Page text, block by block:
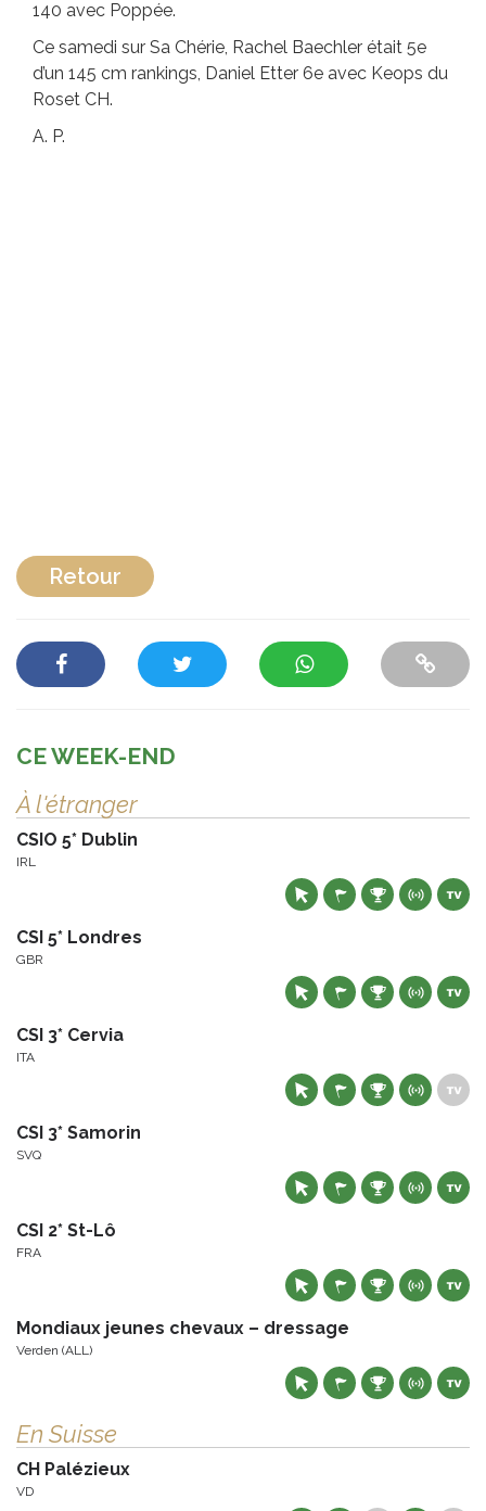
140 avec Poppée.
Ce samedi sur Sa Chérie, Rachel Baechler était 5e
d’un 145 cm rankings, Daniel Etter 6e avec Keops du
Roset CH.
A. P.
Retour
CE WEEK-END
À l'étranger
CSIO 5* Dublin
IRL
CSI 5* Londres
GBR
CSI 3* Cervia
ITA
CSI 3* Samorin
SVQ
CSI 2* St-Lô
FRA
Mondiaux jeunes chevaux – dressage
Verden (ALL)
En Suisse
CH Palézieux
VD